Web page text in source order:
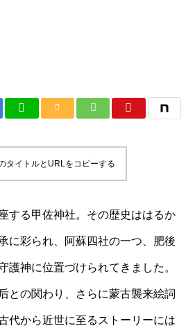
タイトルとURLをコピーする
する甲佐神社。その歴史ははるか
に彩られ、阿蘇四社の一つ、肥後
護神に位置づけられてきました。
との関わり、さらに蒙古襲来絵詞
代から近世に至るストーリーには